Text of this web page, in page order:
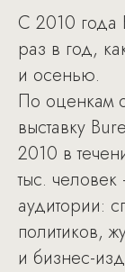
С 2010 года
раз в год,
и осенью.
По оценкам
выставку
2010 в
тыс.
аудитории:
политиков,
и бизнес-